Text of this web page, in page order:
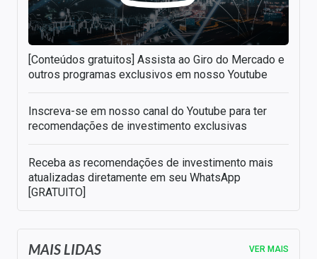
[Conteúdos gratuitos] Assista ao Giro do Mercado e
outros programas exclusivos em nosso Youtube
Inscreva-se em nosso canal do Youtube para ter
recomendações de investimento exclusivas
Receba as recomendações de investimento mais
atualizadas diretamente em seu WhatsApp
[GRATUITO]
MAIS LIDAS VER MAIS